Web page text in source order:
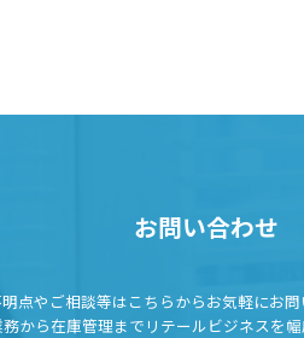
お問い合わせ
明点やご相談等はこちらからお気軽にお問
務から在庫管理までリテールビジネスを